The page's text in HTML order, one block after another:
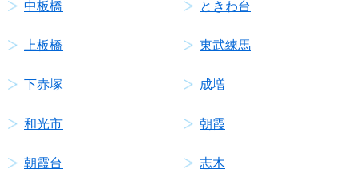
中板橋 ときわ台
上板橋 東武練馬
下赤塚 成増
和光市 朝霞
朝霞台 志木